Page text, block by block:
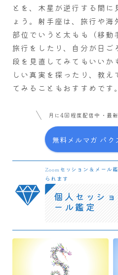
とを、木星が逆行する間に
ょう。射手座は、旅行や
部位でいうと太もも（移動
旅行をしたり、自分が日ご
段を見直してみてもいいか
しい真実を探ったり、教
てみることもおすすめです。
月に4回程度配信中・最
無料メルマガ パク
Zoomセッション＆メール
られます
個人セッシ
ール鑑定